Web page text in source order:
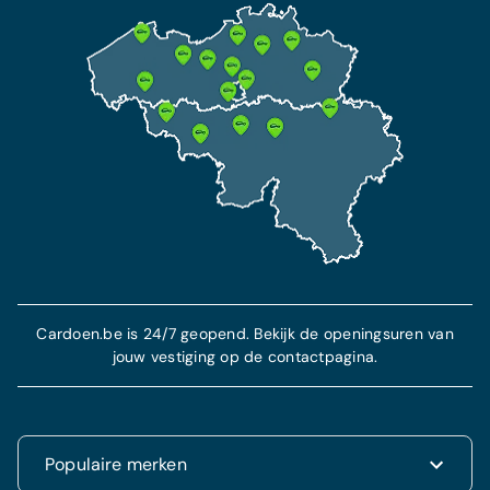
Extra garantie tot 10 jaar
Alle onderhoudskosten inbegrepen
Alle technische reparatiekosten inbegrepen
7 jaar pechhulp inbegrepen
Meer informatie
Vanaf 102 €/maand
Deze verzekering bevat een BA verzekering en
beschermt je in geval van diefstal en ongeval.
Meer info
Populaire merken
Cardoen.be is 24/7 geopend. Bekijk de openingsuren van
jouw vestiging op de contactpagina.